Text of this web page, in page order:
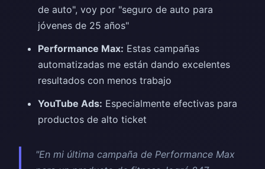
de auto", voy por "seguro de auto para
jóvenes de 25 años"
Performance Max: Estas campañas
automatizadas me están dando excelentes
resultados con menos trabajo
YouTube Ads: Especialmente efectivas para
productos de alto ticket
"En mi última campaña de Performance Max